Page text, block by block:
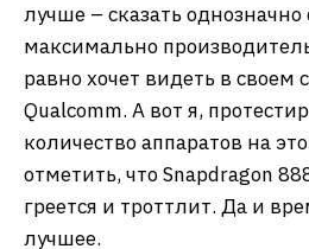
лучше – сказать
максимально
равно хочет видеть в
Qualcomm. А вот я,
количество аппаратов на
отметить, что Snapdragon
греется и троттлит. Да и
лучшее.